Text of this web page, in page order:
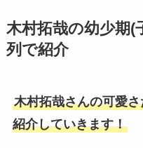
木村拓哉の幼少期(
列で紹介
木村拓哉さんの可愛
紹介していきます！